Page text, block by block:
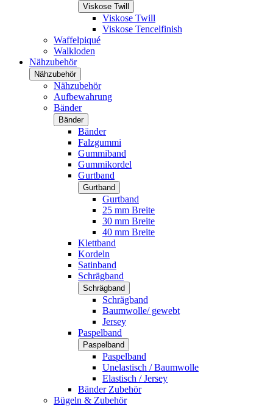
Viskose Twill
Viskose Twill
Viskose Tencelfinish
Waffelpiqué
Walkloden
Nähzubehör
Nähzubehör
Nähzubehör
Aufbewahrung
Bänder
Bänder
Bänder
Falzgummi
Gummiband
Gummikordel
Gurtband
Gurtband
Gurtband
25 mm Breite
30 mm Breite
40 mm Breite
Klettband
Kordeln
Satinband
Schrägband
Schrägband
Schrägband
Baumwolle/ gewebt
Jersey
Paspelband
Paspelband
Paspelband
Unelastisch / Baumwolle
Elastisch / Jersey
Bänder Zubehör
Bügeln & Zubehör